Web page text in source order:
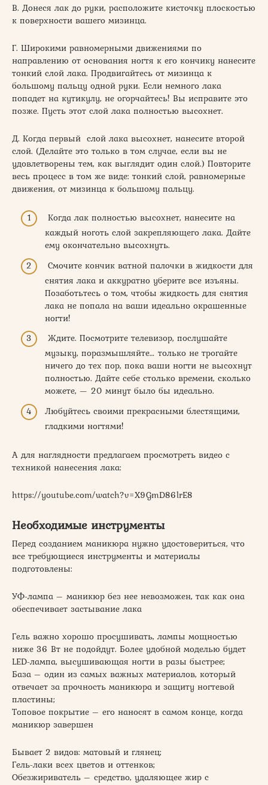
В. Донеся лак до руки, расположите кисточку плоскостью
к поверхности вашего мизинца.
Г. Широкими равномерными движениями по
направлению от основания ногтя к его кончику нанесите
тонкий слой лака. Продвигайтесь от мизинца к
большому пальцу одной руки. Если немного лака
попадет на кутикулу, не огорчайтесь! Вы исправите это
позже. Пусть этот слой лака полностью высохнет.
Д. Когда первый слой лака высохнет, нанесите второй
слой. (Делайте это только в том случае, если вы не
удовлетворены тем, как выглядит один слой.) Повторите
весь процесс в том же виде: тонкий слой, равномерные
движения, от мизинца к большому пальцу.
Когда лак полностью высохнет, нанесите на
каждый ноготь слой закрепляющего лака. Дайте
ему окончательно высохнуть.
Смочите кончик ватной палочки в жидкости для
снятия лака и аккуратно уберите все изъяны.
Позаботьтесь о том, чтобы жидкость для снятия
лака не попала на ваши идеально окрашенные
ногти!
Ждите. Посмотрите телевизор, послушайте
музыку, поразмышляйте… только не трогайте
ничего до тех пор, пока ваши ногти не высохнут
полностью. Дайте себе столько времени, сколько
можете, — 20 минут было бы идеально.
Любуйтесь своими прекрасными блестящими,
гладкими ногтями!
А для наглядности предлагаем просмотреть видео с
техникой нанесения лака:
https://youtube.com/watch?v=X9GmD86lrE8
Необходимые инструменты
Перед созданием маникюра нужно удостовериться, что
все требующиеся инструменты и материалы
подготовлены:
УФ-лампа – маникюр без нее невозможен, так как она
обеспечивает застывание лака
Гель важно хорошо просушивать, лампы мощностью
ниже 36 Вт не подойдут. Более удобной моделью будет
LED-лампа, высушивающая ногти в разы быстрее;
База – один из самых важных материалов, который
отвечает за прочность маникюра и защиту ногтевой
пластины;
Топовое покрытие – его наносят в самом конце, когда
маникюр завершен
Бывает 2 видов: матовый и глянец;
Гель-лаки всех цветов и оттенков;
Обезжириватель – средство, удаляющее жир с